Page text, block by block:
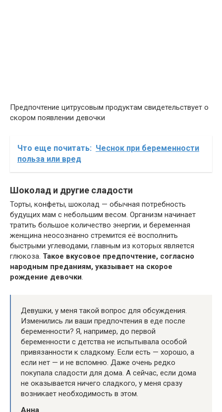
Предпочтение цитрусовым продуктам свидетельствует о
скором появлении девочки
Что еще почитать: Чеснок при беременности
польза или вред
Шоколад и другие сладости
Торты, конфеты, шоколад — обычная потребность
будущих мам с небольшим весом. Организм начинает
тратить большое количество энергии, и беременная
женщина неосознанно стремится её восполнить
быстрыми углеводами, главным из которых является
глюкоза. Такое вкусовое предпочтение, согласно
народным преданиям, указывает на скорое
рождение девочки.
Девушки, у меня такой вопрос для обсуждения.
Изменились ли ваши предпочтения в еде после
беременности? Я, например, до первой
беременности с детства не испытывала особой
привязанности к сладкому. Если есть — хорошо, а
если нет — и не вспомню. Даже очень редко
покупала сладости для дома. А сейчас, если дома
не оказывается ничего сладкого, у меня сразу
возникает необходимость в этом.
Анна